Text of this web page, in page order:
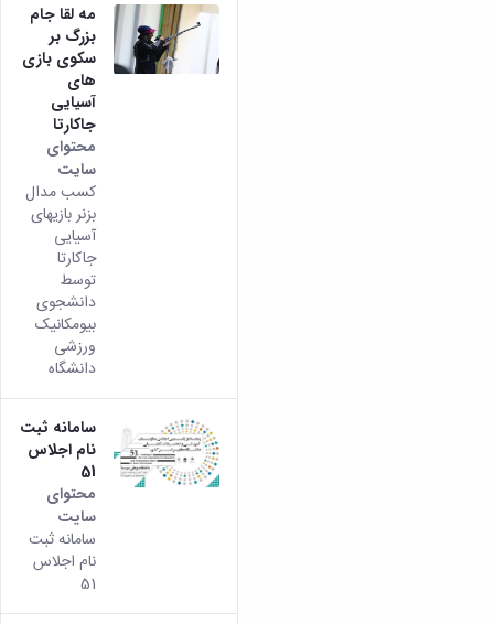
مه لقا جام
بزرگ بر
سکوی بازی
های
آسیایی
جاکارتا
محتوای
سایت
کسب مدال
بزنر بازیهای
آسیایی
جاکارتا
توسط
دانشجوی
بیومکانیک
ورزشی
دانشگاه
سامانه ثبت
نام اجلاس
51
محتوای
سایت
سامانه ثبت
نام اجلاس
51